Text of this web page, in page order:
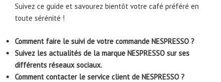
Suivez ce guide et savourez bientôt votre café préféré en
toute sérénité !
Comment faire le suivi de votre commande NESPRESSO ?
Suivez les actualités de la marque NESPRESSO sur ses
différents réseaux sociaux.
Comment contacter le service client de NESPRESSO ?